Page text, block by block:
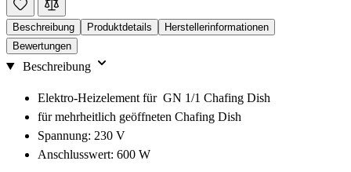
Beschreibung Produktdetails
Herstellerinformationen
Bewertungen
Beschreibung
Elektro-Heizelement für GN 1/1 Chafing Dish
für mehrheitlich geöffneten Chafing Dish
Spannung: 230 V
Anschlusswert: 600 W